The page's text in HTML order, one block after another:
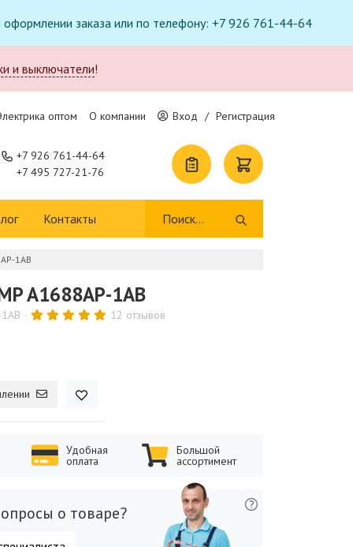
оформлении заказа или по телефону: +7 926 761-44-64
и выключатели!
оптом О компании Вход / Регистрация
+7 926 761-44-64
+7 495 727-21-76
Контакты
1AB
A1688AP-1AB
12 отзывов
Удобная
оплата
Большой
ассортимент
о товаре?